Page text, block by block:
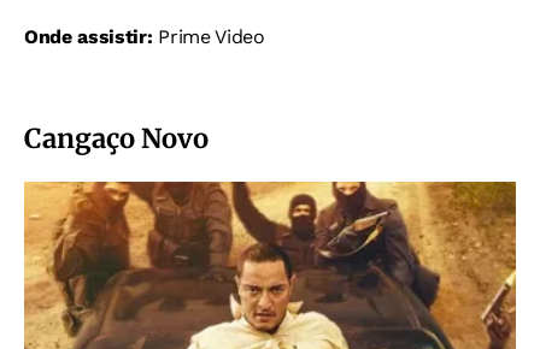
Onde assistir: Prime Video
Cangaço Novo